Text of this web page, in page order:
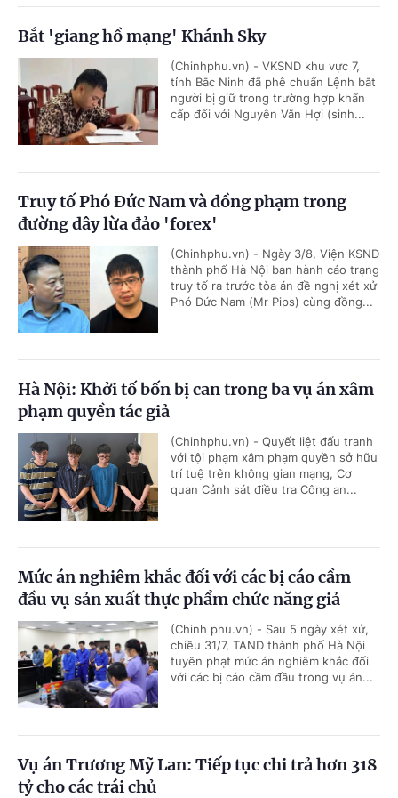
Bắt 'giang hồ mạng' Khánh Sky
(Chinhphu.vn) - VKSND khu vực 7,
tỉnh Bắc Ninh đã phê chuẩn Lệnh bắt
người bị giữ trong trường hợp khẩn
cấp đối với Nguyễn Văn Hợi (sinh...
Truy tố Phó Đức Nam và đồng phạm trong
đường dây lừa đảo 'forex'
(Chinhphu.vn) - Ngày 3/8, Viện KSND
thành phố Hà Nội ban hành cáo trạng
truy tố ra trước tòa án đề nghị xét xử
Phó Đức Nam (Mr Pips) cùng đồng...
Hà Nội: Khởi tố bốn bị can trong ba vụ án xâm
phạm quyền tác giả
(Chinhphu.vn) - Quyết liệt đấu tranh
với tội phạm xâm phạm quyền sở hữu
trí tuệ trên không gian mạng, Cơ
quan Cảnh sát điều tra Công an...
Mức án nghiêm khắc đối với các bị cáo cầm
đầu vụ sản xuất thực phẩm chức năng giả
(Chinh phu.vn) - Sau 5 ngày xét xử,
chiều 31/7, TAND thành phố Hà Nội
tuyên phạt mức án nghiêm khắc đối
với các bị cáo cầm đầu trong vụ án...
Vụ án Trương Mỹ Lan: Tiếp tục chi trả hơn 318
tỷ cho các trái chủ